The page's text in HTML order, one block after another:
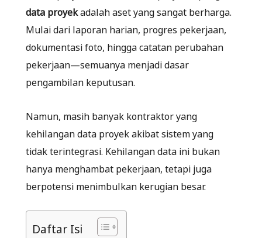
data proyekadalah aset yang sangat berharga.
Mulai dari laporan harian, progres pekerjaan,
dokumentasi foto, hingga catatan perubahan
pekerjaan—semuanya menjadi dasar
pengambilan keputusan.
Namun, masih banyak kontraktor yang
kehilangan data proyek akibat sistem yang
tidak terintegrasi. Kehilangan data ini bukan
hanya menghambat pekerjaan, tetapi juga
berpotensi menimbulkan kerugian besar.
Daftar Isi